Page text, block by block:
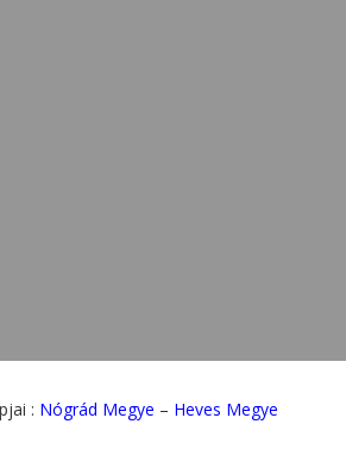
: Nógrád Megye – Heves Megye